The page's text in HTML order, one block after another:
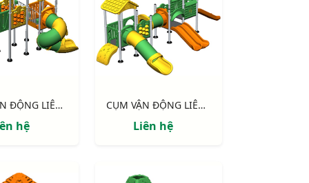
CỤM VẬN ĐỘNG LIÊN HOÀN LLDPE NIK143090MM
hệ
CỤM VẬN ĐỘNG LIÊN HOÀN LLDPE NIK155120NN
Liên hệ